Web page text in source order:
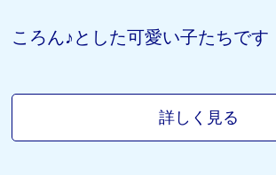
ころん♪とした可愛い子たちです
詳しく見る